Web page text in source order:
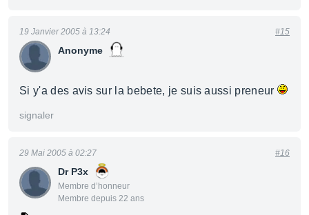
Anonyme
19 Janvier 2005 à 13:24 #15
Si y'a des avis sur la bebete, je suis aussi preneur
signaler
Dr P3x
Membre d’honneur
Membre depuis 22 ans
29 Mai 2005 à 02:27 #16